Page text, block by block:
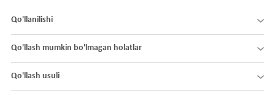
Qo'llanilishi
Qo'llash mumkin bo'lmagan holatlar
Qo'llash usuli